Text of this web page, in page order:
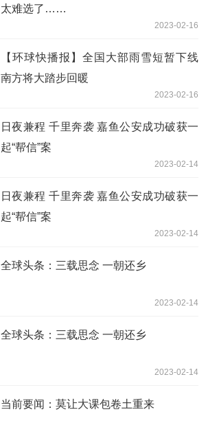
太难选了……
2023-02-16
【环球快播报】全国大部雨雪短暂下线
南方将大踏步回暖
2023-02-16
日夜兼程 千里奔袭 嘉鱼公安成功破获一
起“帮信”案
2023-02-14
日夜兼程 千里奔袭 嘉鱼公安成功破获一
起“帮信”案
2023-02-14
全球头条：三载思念 一朝还乡
2023-02-14
全球头条：三载思念 一朝还乡
2023-02-14
当前要闻：莫让大课包卷土重来